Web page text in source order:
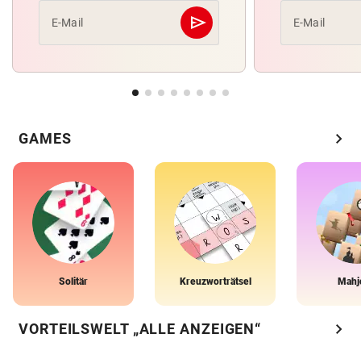
E-Mail send
Abschicken E-Mail
GAMES chevron_right
Solitär Kreuzworträtsel
VORTEILSWELT „ALLE ANZEIGEN“ chevron_right